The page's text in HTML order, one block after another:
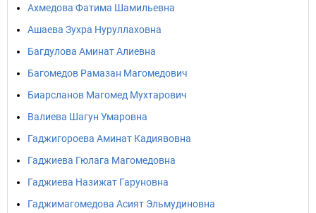
Ахмедова Фатима Шамильевна
Ашаева Зухра Нуруллаховна
Багдулова Аминат Алиевна
Багомедов Рамазан Магомедович
Биарсланов Магомед Мухтарович
Валиева Шагун Умаровна
Гаджигороева Аминат Кадиявовна
Гаджиева Гюлага Магомедовна
Гаджиева Назижат Гаруновна
Гаджимагомедова Асият Эльмудиновна